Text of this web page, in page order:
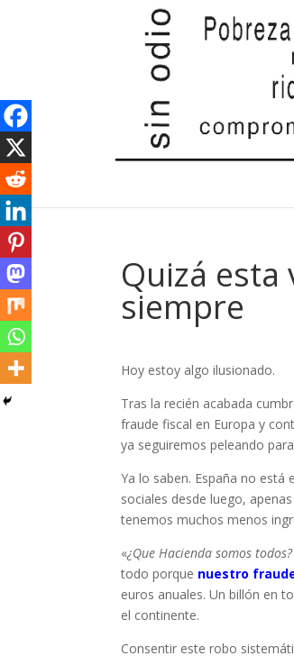
Quizá esta
siempre
Hoy estoy algo ilusionado.
Tras la recién acabada
fraude fiscal en Europa y
ya seguiremos peleando
Ya lo saben. España no
sociales desde luego,
tenemos muchos menos
«¿Que Hacienda somos
todo porque nuestro
euros anuales. Un billón en
el continente.
Consentir este robo